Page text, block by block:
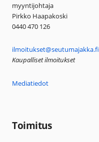
myyntijohtaja
Pirkko Haapakoski
0440 470 126
ilmoitukset@seutumajakka.fi
Kaupalliset ilmoitukset
Mediatiedot
Toimitus